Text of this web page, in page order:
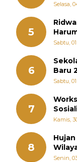
Selasa,
5
Sabtu,
6
Baru
Sabtu,
7
Kamis,
8
Senin,